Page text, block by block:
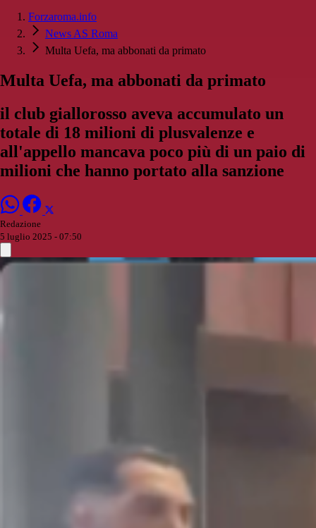
Forzaroma.info
News AS Roma
Multa Uefa, ma abbonati da primato
Multa Uefa, ma abbonati da primato
il club giallorosso aveva accumulato un
totale di 18 milioni di plusvalenze e
all'appello mancava poco più di un paio di
milioni che hanno portato alla sanzione
Redazione
5 luglio 2025 - 07:50